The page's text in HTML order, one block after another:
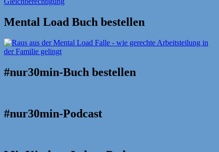
Mental Load Buch bestellen
#nur30min-Buch bestellen
#nur30min-Podcast